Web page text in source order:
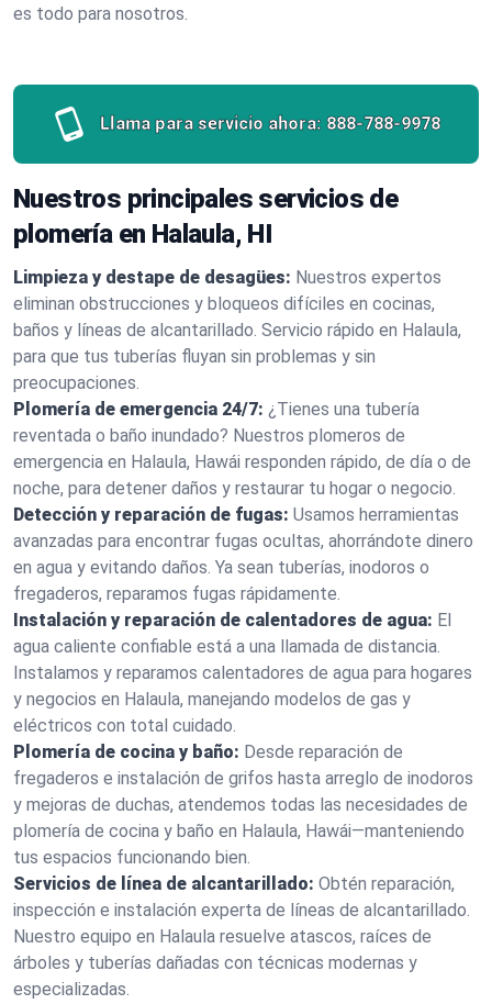
es todo para nosotros.
Llama para servicio ahora: 888-788-9978
Nuestros principales servicios de
plomería en Halaula, HI
Limpieza y destape de desagües: Nuestros expertos
eliminan obstrucciones y bloqueos difíciles en cocinas,
baños y líneas de alcantarillado. Servicio rápido en Halaula,
para que tus tuberías fluyan sin problemas y sin
preocupaciones.
Plomería de emergencia 24/7: ¿Tienes una tubería
reventada o baño inundado? Nuestros plomeros de
emergencia en Halaula, Hawái responden rápido, de día o de
noche, para detener daños y restaurar tu hogar o negocio.
Detección y reparación de fugas: Usamos herramientas
avanzadas para encontrar fugas ocultas, ahorrándote dinero
en agua y evitando daños. Ya sean tuberías, inodoros o
fregaderos, reparamos fugas rápidamente.
Instalación y reparación de calentadores de agua: El
agua caliente confiable está a una llamada de distancia.
Instalamos y reparamos calentadores de agua para hogares
y negocios en Halaula, manejando modelos de gas y
eléctricos con total cuidado.
Plomería de cocina y baño: Desde reparación de
fregaderos e instalación de grifos hasta arreglo de inodoros
y mejoras de duchas, atendemos todas las necesidades de
plomería de cocina y baño en Halaula, Hawái—manteniendo
tus espacios funcionando bien.
Servicios de línea de alcantarillado: Obtén reparación,
inspección e instalación experta de líneas de alcantarillado.
Nuestro equipo en Halaula resuelve atascos, raíces de
árboles y tuberías dañadas con técnicas modernas y
especializadas.